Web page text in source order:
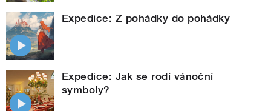
Expedice: Z pohádky do pohádky
Expedice: Jak se rodí vánoční
symboly?